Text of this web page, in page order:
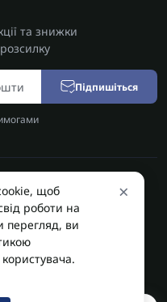
та знижки
Підпишіться
| Ремонт АКПП © 2026
AUTOSHIFT
×
щоб
роботи на
перегляд, ви